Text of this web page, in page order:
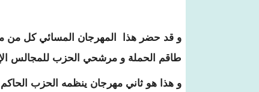
و قد حضر هذا المهرجان المسائي كل من
طاقم الحملة و مرشحي الحزب للمجالس
و هذا هو ثاني مهرجان ينظمه الحزب